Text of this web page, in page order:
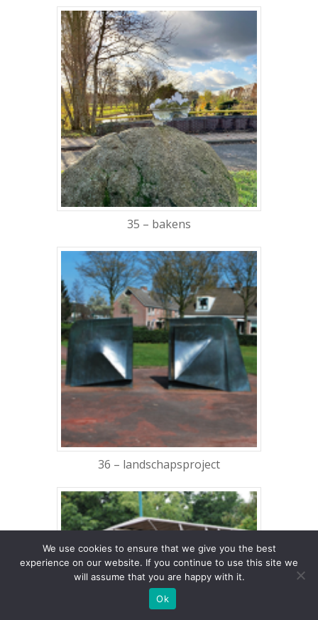
35 – bakens
36 – landschapsproject
We use cookies to ensure that we give you the best
experience on our website. If you continue to use this site we
will assume that you are happy with it.
Ok